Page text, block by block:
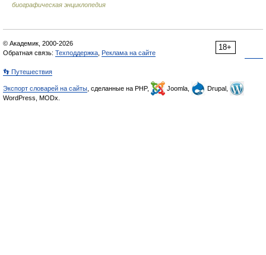
биографическая энциклопедия
18+
© Академик, 2000-2026
Обратная связь: Техподдержка Реклама на сайте
👣 Путешествия
Экспорт словарей на сайты , сделанные на PHP, Joomla,
Drupal,
WordPress, MODx.